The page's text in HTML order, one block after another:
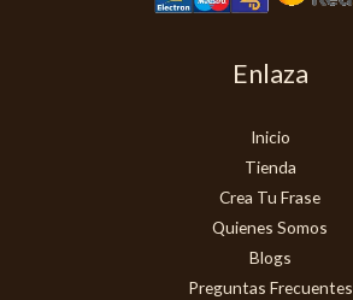
Enlaza
Inicio
Tienda
Crea Tu Frase
Quienes Somos
Blogs
Preguntas Frecuentes